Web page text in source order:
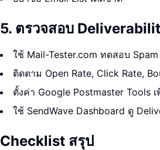
5. ตรวจสอบ
ใช้ Mail-Tester.com ทดสอบ
ติดตาม Open Rate, Click Rate,
ตั้งค่า Google Postmaster Tools
ใช้ SendWave Dashboard ดู
Checklist สรุป